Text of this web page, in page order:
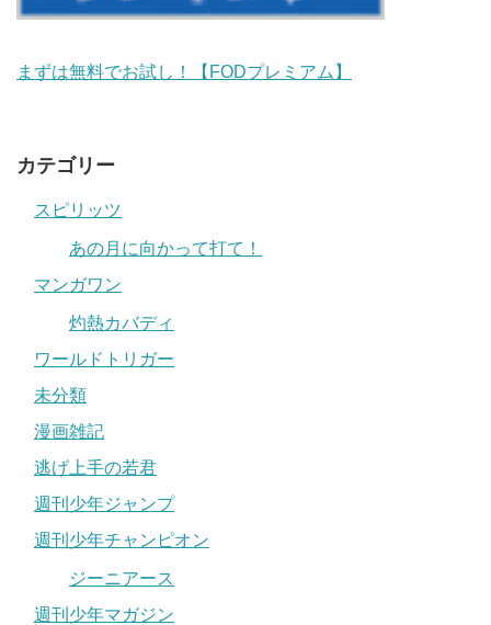
まずは無料でお試し！【FODプレミアム】
カテゴリー
スピリッツ
あの月に向かって打て！
マンガワン
灼熱カバディ
ワールドトリガー
未分類
漫画雑記
逃げ上手の若君
週刊少年ジャンプ
週刊少年チャンピオン
ジーニアース
週刊少年マガジン